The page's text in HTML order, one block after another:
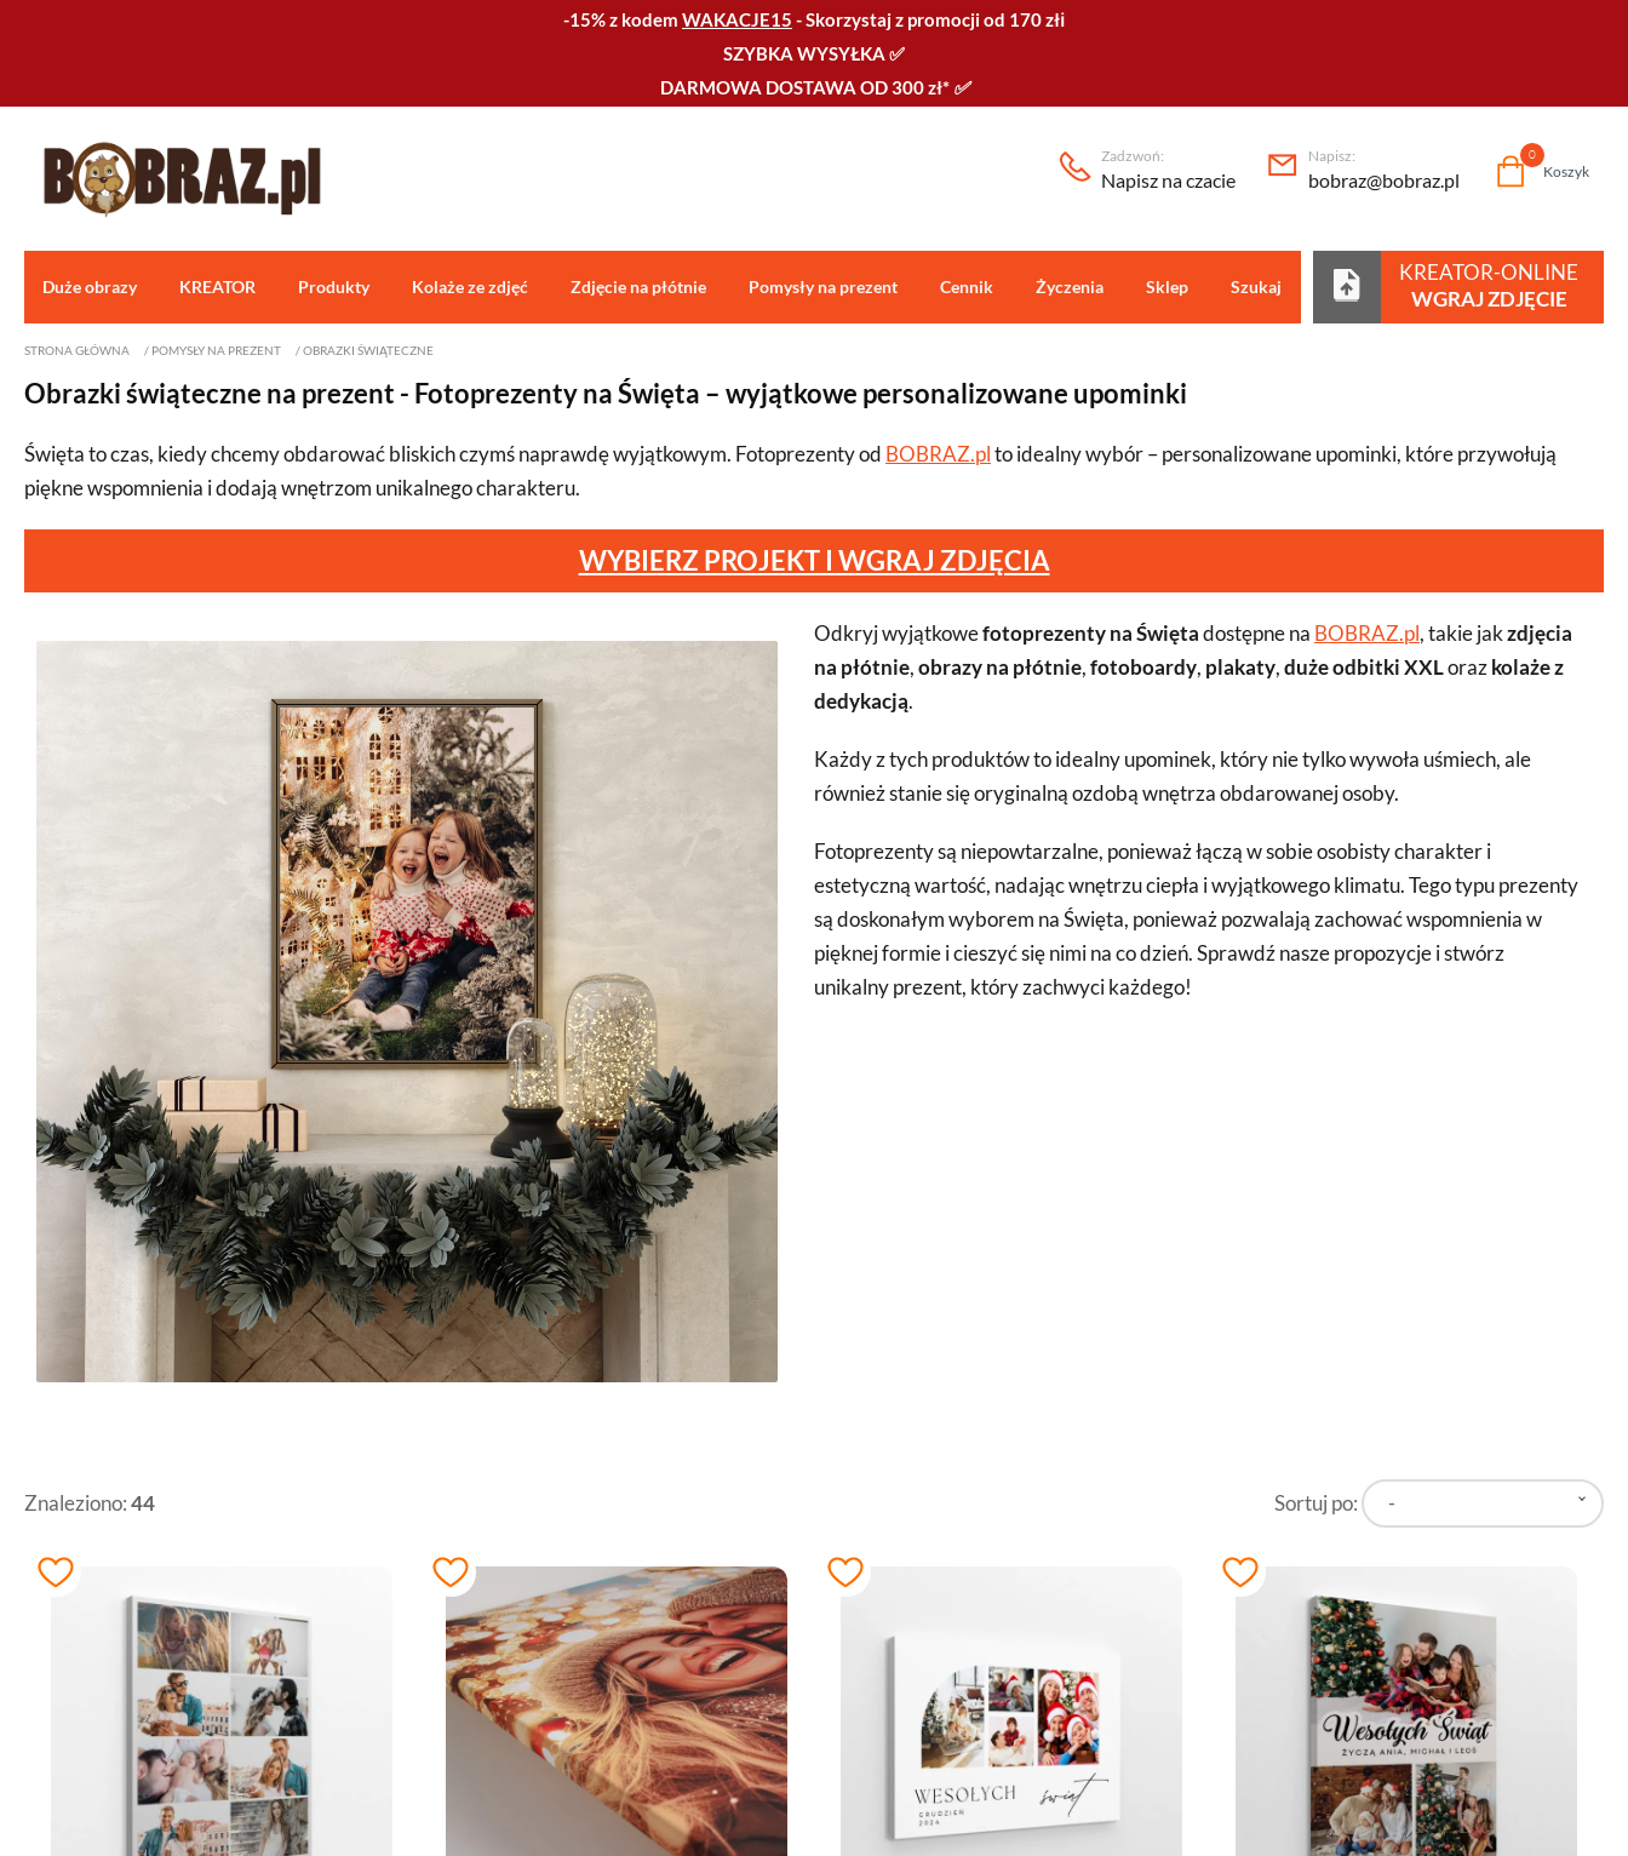
-15% z kodem WAKACJE15 -Skorzystaj z promocji od 170 złℹ️
SZYBKA WYSYŁKA ✅
DARMOWA DOSTAWA OD 300 zł* ✅
Zadzwoń:
Napisz na czacie
Napisz:
bobraz@bobraz.pl Koszyk
0
Duże obrazy KREATOR Produkty Kolaże ze zdjęć Zdjęcie na płótnie Pomysły na prezent Cennik Życzenia Sklep Szukaj Centrum pomocy
KREATOR-ONLINE
WGRAJ ZDJĘCIE
STRONA GŁÓWNA / POMYSŁY NA PREZENT /OBRAZKI ŚWIĄTECZNE
Obrazki świąteczne na prezent - Fotoprezenty na Święta – wyjątkowe personalizowane upominki
Święta to czas, kiedy chcemy obdarować bliskich czymś naprawdę wyjątkowym. Fotoprezenty od BOBRAZ.plto idealny wybór – personalizowane upominki, które przywołują
piękne wspomnienia i dodają wnętrzom unikalnego charakteru.
WYBIERZ PROJEKT I WGRAJ ZDJĘCIA
Odkryj wyjątkowefotoprezenty na Świętadostępne na BOBRAZ.pl, takie jakzdjęcia
na płótnie,obrazy na płótnie,fotoboardy, plakaty,duże odbitki XXLorazkolaże z
dedykacją.
Każdy z tych produktów to idealny upominek, który nie tylko wywoła uśmiech, ale
również stanie się oryginalną ozdobą wnętrza obdarowanej osoby.
Fotoprezenty są niepowtarzalne, ponieważ łączą w sobie osobisty charakter i
estetyczną wartość, nadając wnętrzu ciepła i wyjątkowego klimatu. Tego typu prezenty
są doskonałym wyborem na Święta, ponieważ pozwalają zachować wspomnienia w
pięknej formie i cieszyć się nimi na co dzień. Sprawdź nasze propozycje i stwórz
unikalny prezent, który zachwyci każdego!
Znaleziono:44 Sortuj po: -